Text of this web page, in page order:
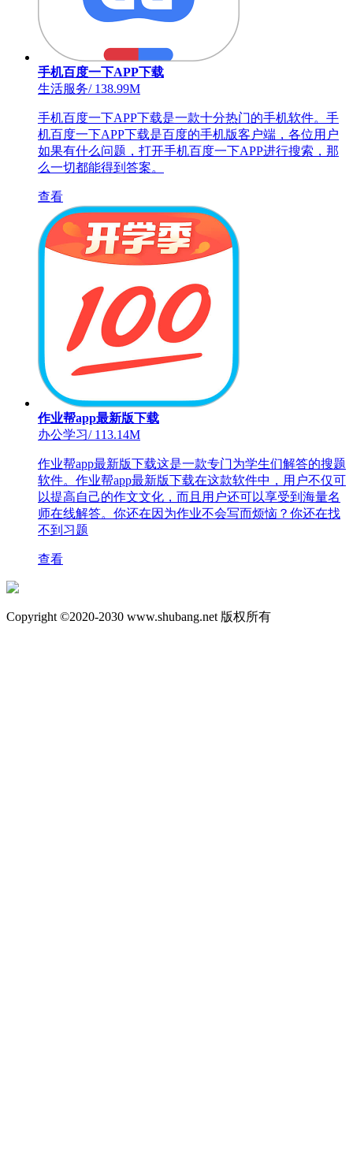
手机百度一下APP下载
生活服务/138.99M
手机百度一下APP下载是一款十分热门的手机软件。手
机百度一下APP下载是百度的手机版客户端，各位用户
如果有什么问题，打开手机百度一下APP进行搜索，那
么一切都能得到答案。
查看
作业帮app最新版下载
办公学习/113.14M
作业帮app最新版下载这是一款专门为学生们解答的搜题
软件。作业帮app最新版下载在这款软件中，用户不仅可
以提高自己的作文文化，而且用户还可以享受到海量名
师在线解答。你还在因为作业不会写而烦恼？你还在找
不到习题
查看
Copyright ©2020-2030 www.shubang.net 版权所有